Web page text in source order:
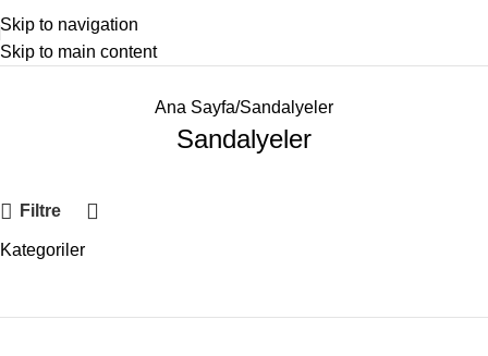
Skip to navigation
Skip to main content
Ana Sayfa Sandalyeler
Sandalyeler
Filtre
Kategoriler